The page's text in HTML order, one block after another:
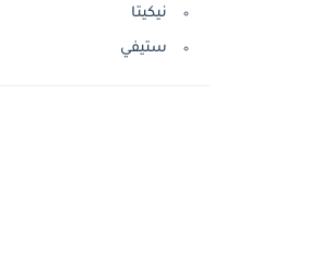
نيكيتا
ستيفي